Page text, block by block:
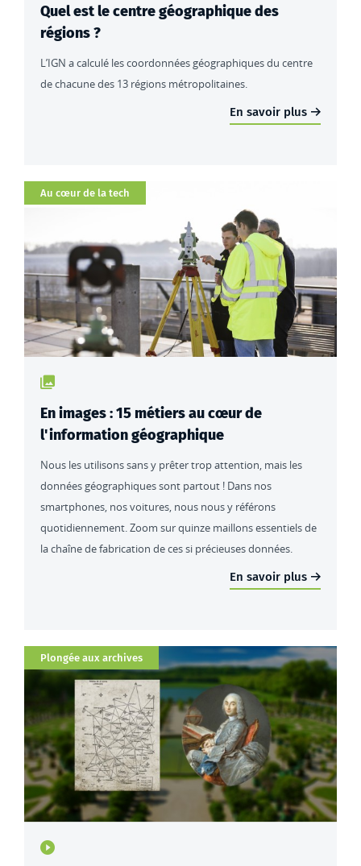
Quel est le centre géographique des
régions ?
L’IGN a calculé les coordonnées géographiques du centre
de chacune des 13 régions métropolitaines.
En savoir plus
Catégorie
Au cœur de la tech
Type de contenu : actualités
En images : 15 métiers au cœur de
l'information géographique
Nous les utilisons sans y prêter trop attention, mais les
données géographiques sont partout ! Dans nos
smartphones, nos voitures, nous nous y référons
quotidiennement. Zoom sur quinze maillons essentiels de
la chaîne de fabrication de ces si précieuses données.
En savoir plus
Catégorie
Plongée aux archives
Type de contenu : actualités